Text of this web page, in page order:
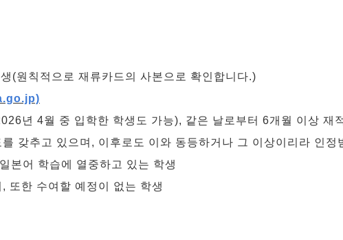
(원칙적으로 재류카드의 사본으로 확인합니다.)
년 4월 중 입학한 학생도 가능), 같은 날로부터 6개월 이상 재
갖추고 있으며, 이후로도 이와 동등하거나 그 이상이리라 인정
본어 학습에 열중하고 있는 학생
또한 수여할 예정이 없는 학생